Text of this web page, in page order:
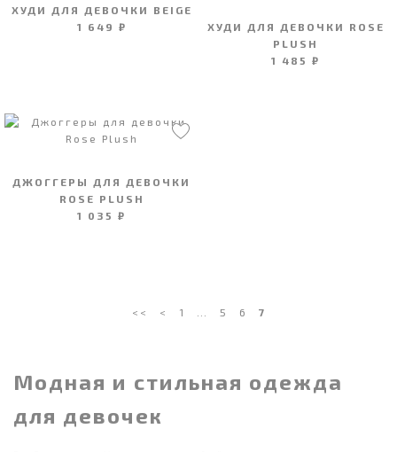
ХУДИ ДЛЯ ДЕВОЧКИ BEIGE
1 649 ₽
ХУДИ ДЛЯ ДЕВОЧКИ ROSE
PLUSH
1 485 ₽
ДЖОГГЕРЫ ДЛЯ ДЕВОЧКИ
ROSE PLUSH
1 035 ₽
<< < 1 5 6 7
Модная и стильная одежда
для девочек